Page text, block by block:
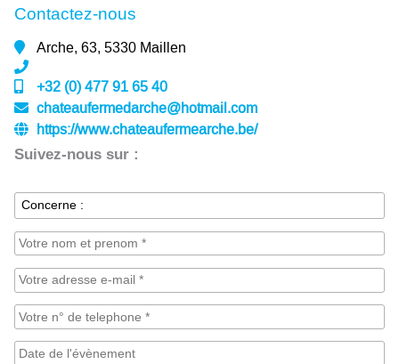
Contactez-nous
Arche, 63, 5330 Maillen
+32 (0) 477 91 65 40
chateaufermedarche@hotmail.com
https://www.chateaufermearche.be/
Suivez-nous sur :